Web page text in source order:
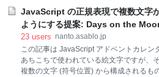
る菓子の総称。</dd> <dd>琥珀糖のこと
琥珀</dt> <dd>寒天を煮て固め表面を乾
表面とプルっとした中身の対比が癖にな
プひとつずつを表す
JavaScript の正規表現で複数文字
ようにする提案: Days on the
23 users nanto.asablo.jp
この記事は JavaScript アドベントカレン
あちこちで使われている絵文字ですが、
複数の文字 (符号位置) から構成されるも